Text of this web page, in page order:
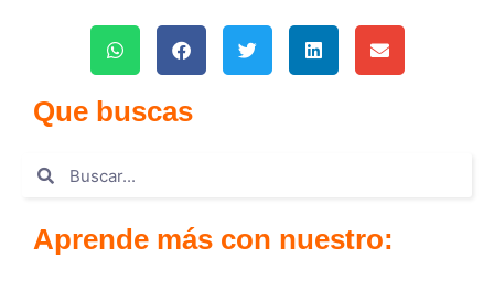
Que buscas
Aprende más con nuestro: